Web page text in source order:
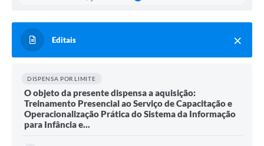
Editais
DISPENSA POR LIMITE
O objeto da presente dispensa a aquisição:
Treinamento Presencial ao Serviço de Capacitação e
Operacionalização Prática do Sistema da Informação
para Infância e...